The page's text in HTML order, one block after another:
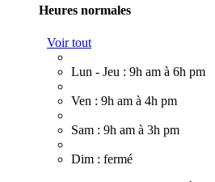
Heures normales
Voir tout
Lun - Jeu : 9h am à 6h pm
Ven : 9h am à 4h pm
Sam : 9h am à 3h pm
Dim : fermé